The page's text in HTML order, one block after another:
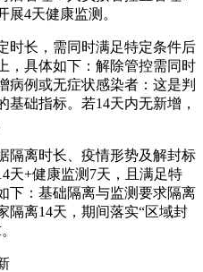
4天健康监测。
时长，需同时满足特定条件后
，具体如下：解除管控需同时
病例或无症状感染者：这是判
础指标。若14天内无新增，
隔离时长、疫情形势及解封标
天+健康监测7天，且满足特
下：基础隔离与监测要求隔离
隔离14天，期间落实“区域封